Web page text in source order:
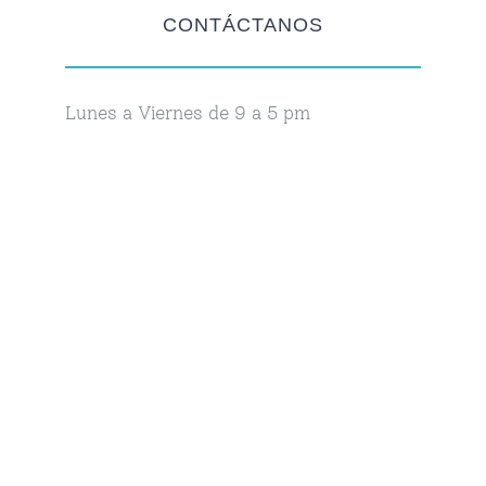
CONTÁCTANOS
Lunes a Viernes de 9 a 5 pm